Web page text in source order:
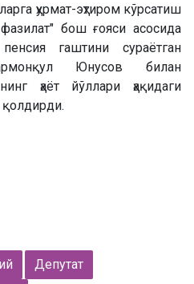
ҳурмат-эҳтиром кўрсатиш
бош ғояси асосида
гаштини сураётган
Юнусов билан
ҳаёт йўллари ҳақидаги
қолдирди.
Депутат